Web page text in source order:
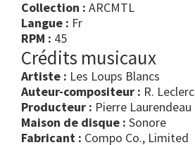
Collection : ARCMTL
Langue : Fr
RPM : 45
Crédits musicaux
Artiste : Les Loups Blancs
Auteur-compositeur : R. Leclerc
Producteur : Pierre Laurendeau
Maison de disque : Sonore
Fabricant : Compo Co., Limited